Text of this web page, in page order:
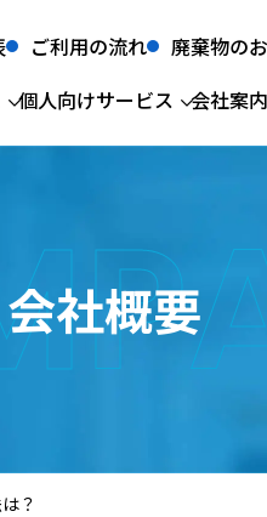
ご利用の流れ 廃棄物の
食品リサイクル
グリストラップ
汚泥
個人向けサービス 会社案内
廃棄物
廃棄物許認可一覧
団体
情報
パネルリサイクル
PCB廃棄物
サイクル
廃棄物
み・不用品回収
会社概要
？